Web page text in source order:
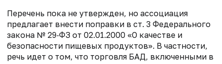
Перечень пока не утвержден, но ассоциация
предлагает внести поправки в ст. 3 Федерального
закона № 29‑ФЗ от 02.01.2000 «О качестве и
безопасности пищевых продуктов». В частности,
речь идет о том, что торговля БАД, включенными в